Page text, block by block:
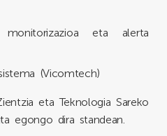
monitorizazioa eta alerta
(Vicomtech)
eta Teknologia Sareko
egongo dira standean.